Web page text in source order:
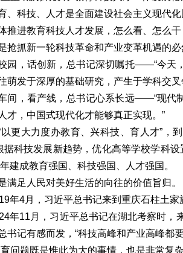
、科技、人才是全面建设社会主义现代
推进教育科技人才发展，怎么看、怎么干
抢抓新一轮科技革命和产业变革机遇的
园，话创新，总书记深切嘱托——“今天
萌发于深厚的基础研究，产生于学科交
间，看产线，总书记心系长远——“现代
才，中国式现代化才能够真正实现。”
以更大力度办教育、兴科技、育人才”，
据科技发展新趋势，优化高等学校学科
建成教育强国、科技强国、人才强国。
满足人民对美好生活的向往的价值旨归。
年4月，习近平总书记来到重庆石柱土
年11月，习近平总书记在湖北考察时，
书记有感而发，“科技高峰和产业高峰都
育问题既是惟此为大的事情，也是非常复